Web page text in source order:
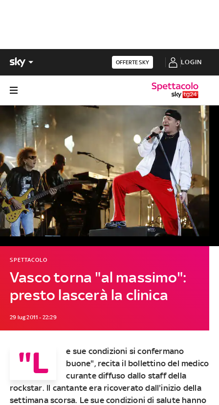
OFFERTE SKY LOGIN
Vasco torna "al massimo":
presto lascerà la clinica
SPETTACOLO
29 lug 2011 - 22:29
"L
e sue condizioni si confermano
buone", recita il bollettino del medico
curante diffuso dallo staff della
rockstar. Il cantante era ricoverato dall'inizio della
settimana scorsa. Le sue condizioni di salute hanno